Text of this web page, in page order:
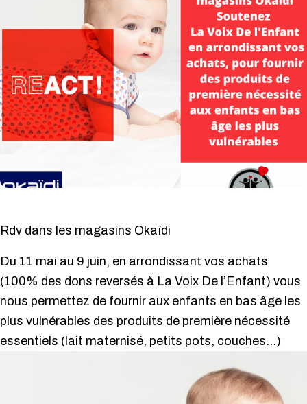
Rdv dans les magasins Okaïdi
Du 11 mai au 9 juin, en arrondissant vos achats
(100% des dons reversés à La Voix De l’Enfant) vous
nous permettez de fournir aux enfants en bas âge les
plus vulnérables des produits de première nécessité
essentiels (lait maternisé, petits pots, couches…)